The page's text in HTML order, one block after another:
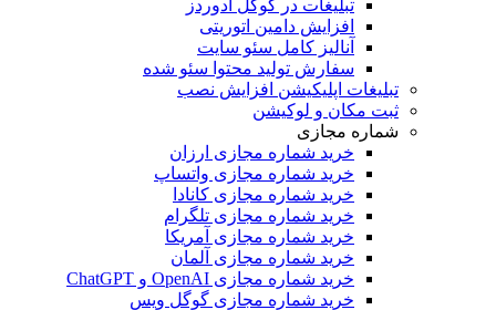
تبلیغات در گوگل ادوردز
افزایش دامین اتوریتی
آنالیز کامل سئو سایت
سفارش تولید محتوا سئو شده
تبلیغات اپلیکیشن افزایش نصب
ثبت مکان و لوکیشن
شماره مجازی
خرید شماره مجازی ارزان
خرید شماره مجازی واتساپ
خرید شماره مجازی کانادا
خرید شماره مجازی تلگرام
خرید شماره مجازی آمریکا
خرید شماره مجازی آلمان
خرید شماره مجازی OpenAI و ChatGPT
خرید شماره مجازی گوگل ویس